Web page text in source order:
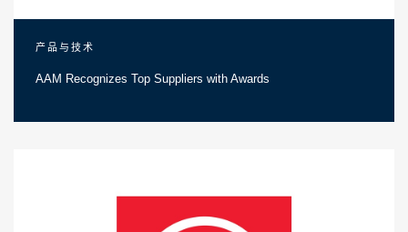
产品与技术
AAM Recognizes Top Suppliers with Awards